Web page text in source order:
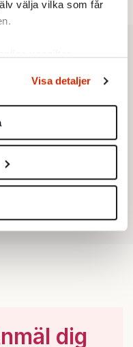
välja vilka som får
samtycke när som
att anpassa innehållet
trafik. Vi
och annan
medier och
samarbetar med.
med annan
Visa detaljer
dig